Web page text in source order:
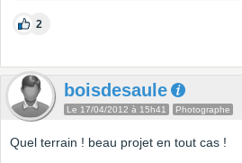
2
boisdesaule
Le 17/04/2012 à 15h41 Photographe
Quel terrain ! beau projet en tout cas !